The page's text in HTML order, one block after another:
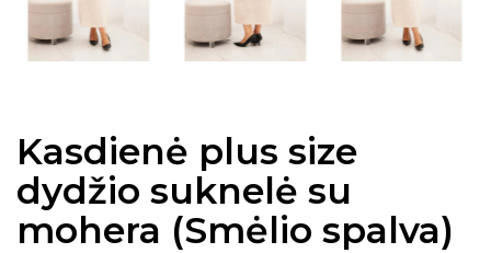
Kasdienė plus size
dydžio suknelė su
mohera (Smėlio spalva)